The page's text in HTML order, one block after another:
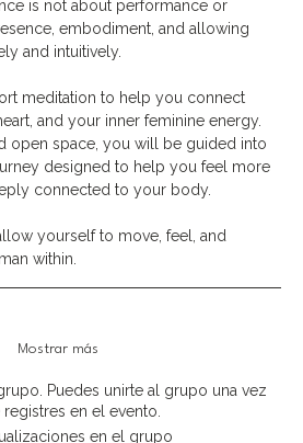
is not about performance or
embodiment, and allowing
and intuitively.
meditation to help you connect
and your inner feminine energy.
open space, you will be guided into
designed to help you feel more
connected to your body.
yourself to move, feel, and
within.
Mostrar más
Puedes unirte al grupo una vez
registres en el evento.
en el grupo